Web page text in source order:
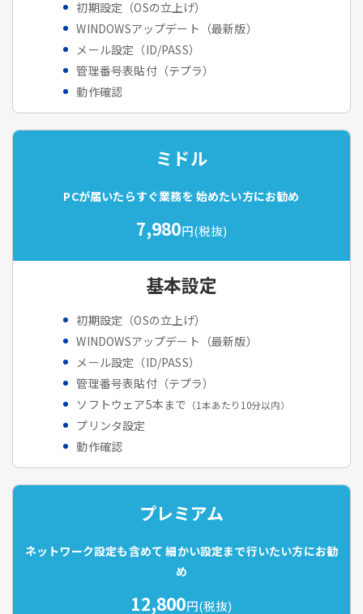
初期設定（OSの立上げ）
WINDOWSアップデート（最新版）
メール設定（ID/PASS）
管理番号表貼付（テプラ）
動作確認
ミドル
PCが届いたらすぐ業務を 始めたい方にお勧め
7,980円(税抜)
基本設定
初期設定（OSの立上げ）
WINDOWSアップデート（最新版）
メール設定（ID/PASS）
管理番号表貼付（テプラ）
ソフトウェア5本まで （1本あたり10分以内）
プリンタ設定
動作確認
プレミアム
ネットワーク設定も含めて 細かい設定まで行いたい方にお勧
め
12,800円(税抜)